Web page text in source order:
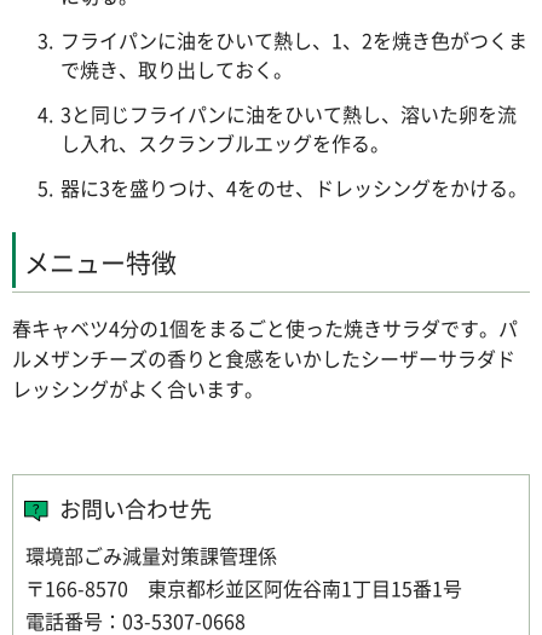
フライパンに油をひいて熱し、1、2を焼き色がつくま
で焼き、取り出しておく。
3と同じフライパンに油をひいて熱し、溶いた卵を流
し入れ、スクランブルエッグを作る。
器に3を盛りつけ、4をのせ、ドレッシングをかける。
メニュー特徴
春キャベツ4分の1個をまるごと使った焼きサラダです。パ
ルメザンチーズの香りと食感をいかしたシーザーサラダド
レッシングがよく合います。
お問い合わせ先
環境部ごみ減量対策課管理係
〒166-8570 東京都杉並区阿佐谷南1丁目15番1号
電話番号：03-5307-0668